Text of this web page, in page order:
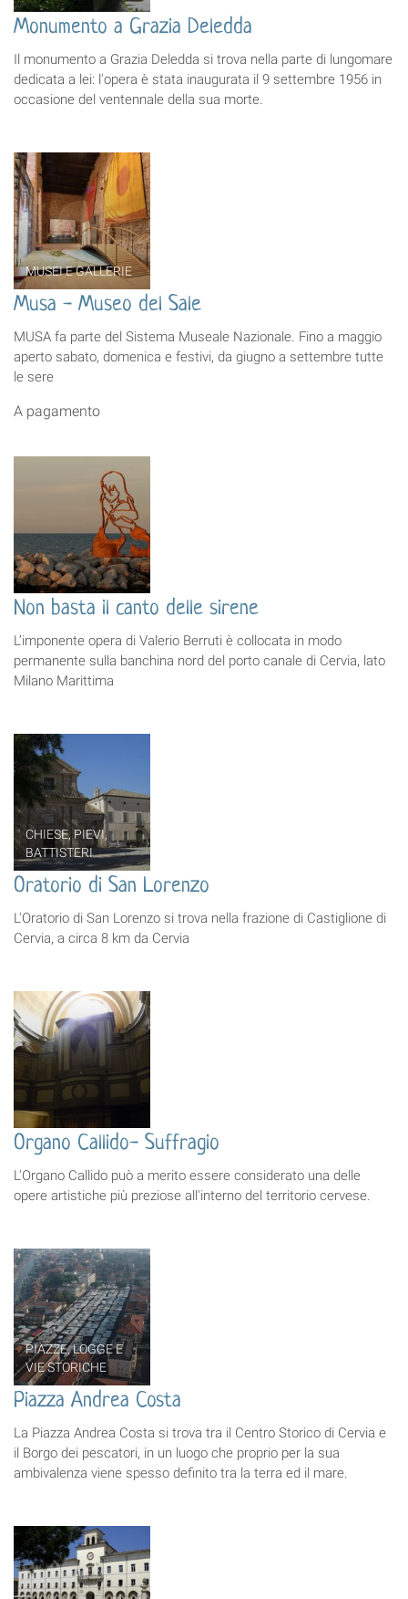
Monumento a Grazia Deledda
Il monumento a Grazia Deledda si trova nella parte di lungomare
dedicata a lei: l'opera è stata inaugurata il 9 settembre 1956 in
occasione del ventennale della sua morte.
MUSEI E GALLERIE
Musa - Museo del Sale
MUSA fa parte del Sistema Museale Nazionale. Fino a maggio
aperto sabato, domenica e festivi, da giugno a settembre tutte
le sere
A pagamento
Non basta il canto delle sirene
L’imponente opera di Valerio Berruti è collocata in modo
permanente sulla banchina nord del porto canale di Cervia, lato
Milano Marittima
CHIESE, PIEVI,
BATTISTERI
Oratorio di San Lorenzo
L'Oratorio di San Lorenzo si trova nella frazione di Castiglione di
Cervia, a circa 8 km da Cervia
Organo Callido- Suffragio
L'Organo Callido può a merito essere considerato una delle
opere artistiche più preziose all'interno del territorio cervese.
PIAZZE, LOGGE E
VIE STORICHE
Piazza Andrea Costa
La Piazza Andrea Costa si trova tra il Centro Storico di Cervia e
il Borgo dei pescatori, in un luogo che proprio per la sua
ambivalenza viene spesso definito tra la terra ed il mare.